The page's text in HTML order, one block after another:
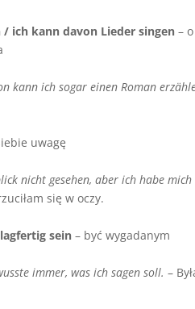
/ ich kann davon Lieder singen –
kann ich sogar einen Roman erzä
uwagę
nicht gesehen, aber ich habe
się w oczy.
sein – być wygadanym
immer, was ich sagen soll. –